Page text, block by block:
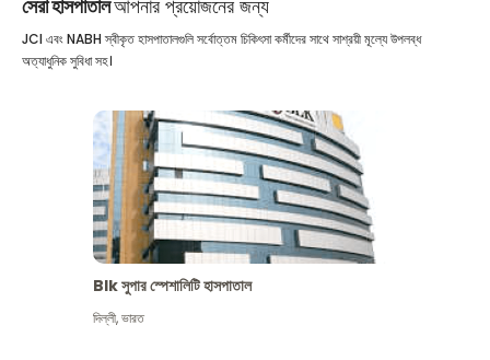
সেরা হাসপাতালআপনার প্রয়োজনের জন্য
JCI এবং NABH স্বীকৃত হাসপাতালগুলি সর্বোত্তম চিকিৎসা কর্মীদের সাথে সাশ্রয়ী মূল্যে উপলব্ধ
অত্যাধুনিক সুবিধা সহ।
Blk সুপার স্পেশালিটি হাসপাতাল
দিল্লী,ভারত